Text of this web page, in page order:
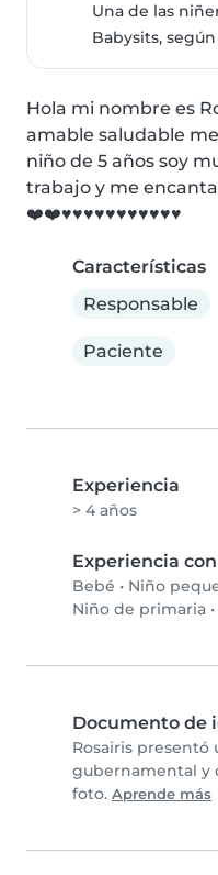
Una de las
Babysits,
Hola mi nombre es
amable saludable
niño de 5 años soy
trabajo y me
❤️❤️♥️♥️♥️♥️♥️♥️♥️♥️♥️♥️♥️
Características
Responsable
Paciente
Experiencia
> 4 años
Experiencia
Bebé • Niño
Niño de primaria •
Documento de
Rosairis
gubernamental y
foto. Aprende más